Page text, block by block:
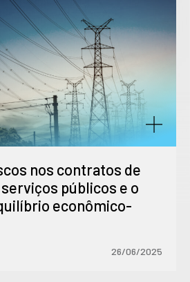
nos contratos de
públicos e o
econômico-
26/06/2025